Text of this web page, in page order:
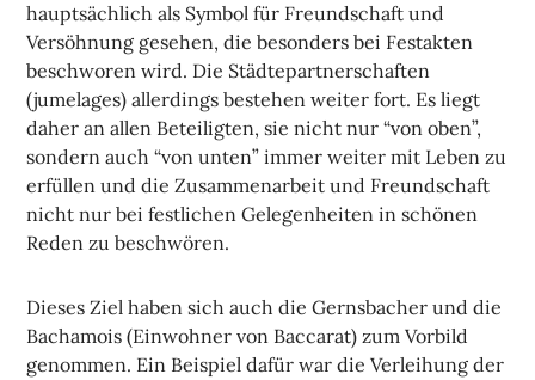
hauptsächlich als Symbol für Freundschaft und
Versöhnung gesehen, die besonders bei Festakten
beschworen wird. Die Städtepartnerschaften
(jumelages) allerdings bestehen weiter fort. Es liegt
daher an allen Beteiligten, sie nicht nur “von oben”,
sondern auch “von unten” immer weiter mit Leben zu
erfüllen und die Zusammenarbeit und Freundschaft
nicht nur bei festlichen Gelegenheiten in schönen
Reden zu beschwören.
Dieses Ziel haben sich auch die Gernsbacher und die
Bachamois (Einwohner von Baccarat) zum Vorbild
genommen. Ein Beispiel dafür war die Verleihung der